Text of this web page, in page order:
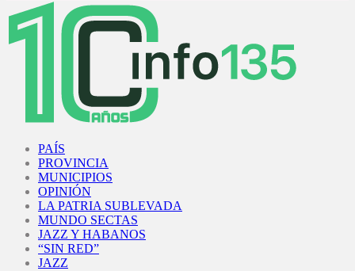
PAÍS
PROVINCIA
MUNICIPIOS
OPINIÓN
LA PATRIA SUBLEVADA
MUNDO SECTAS
JAZZ Y HABANOS
“SIN RED”
JAZZ